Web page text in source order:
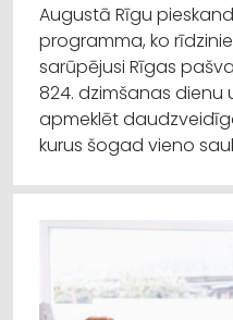
Augustā Rīgu
programma, ko
sarūpējusi Rīgas
824. dzimšanas dienu
apmeklēt
kurus šogad vieno